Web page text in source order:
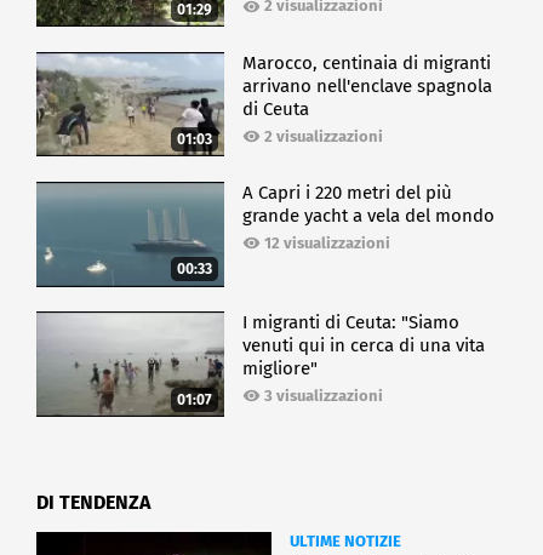
01:29 2 visualizzazioni
01:03
Marocco, centinaia di migranti
arrivano nell'enclave spagnola
di Ceuta
2 visualizzazioni
00:33
A Capri i 220 metri del più
grande yacht a vela del mondo
12 visualizzazioni
01:07
I migranti di Ceuta: "Siamo
venuti qui in cerca di una vita
migliore"
3 visualizzazioni
DI TENDENZA
ULTIME NOTIZIE